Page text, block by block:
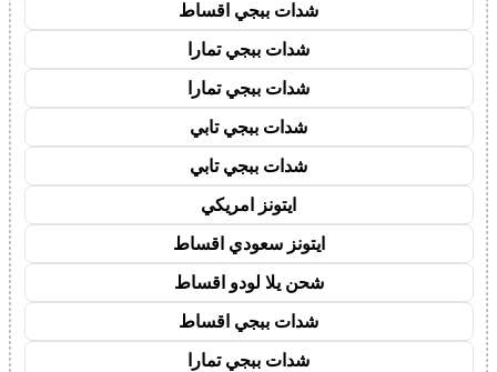
شدات ببجي اقساط
شدات ببجي تمارا
شدات ببجي تمارا
شدات ببجي تابي
شدات ببجي تابي
ايتونز امريكي
ايتونز سعودي اقساط
شحن يلا لودو اقساط
شدات ببجي اقساط
شدات ببجي تمارا